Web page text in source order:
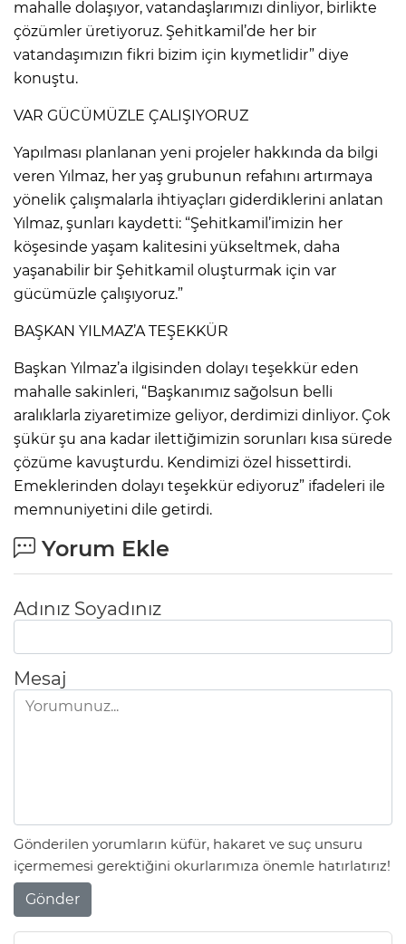
mahalle dolaşıyor, vatandaşlarımızı dinliyor, birlikte
çözümler üretiyoruz. Şehitkamil’de her bir
vatandaşımızın fikri bizim için kıymetlidir” diye
konuştu.
VAR GÜCÜMÜZLE ÇALIŞIYORUZ
Yapılması planlanan yeni projeler hakkında da bilgi
veren Yılmaz, her yaş grubunun refahını artırmaya
yönelik çalışmalarla ihtiyaçları giderdiklerini anlatan
Yılmaz, şunları kaydetti: “Şehitkamil’imizin her
köşesinde yaşam kalitesini yükseltmek, daha
yaşanabilir bir Şehitkamil oluşturmak için var
gücümüzle çalışıyoruz.”
BAŞKAN YILMAZ’A TEŞEKKÜR
Başkan Yılmaz’a ilgisinden dolayı teşekkür eden
mahalle sakinleri, “Başkanımız sağolsun belli
aralıklarla ziyaretimize geliyor, derdimizi dinliyor. Çok
şükür şu ana kadar ilettiğimizin sorunları kısa sürede
çözüme kavuşturdu. Kendimizi özel hissettirdi.
Emeklerinden dolayı teşekkür ediyoruz” ifadeleri ile
memnuniyetini dile getirdi.
Yorum Ekle
Adınız Soyadınız
Mesaj
Gönderilen yorumların küfür, hakaret ve suç unsuru
içermemesi gerektiğini okurlarımıza önemle hatırlatırız!
Gönder